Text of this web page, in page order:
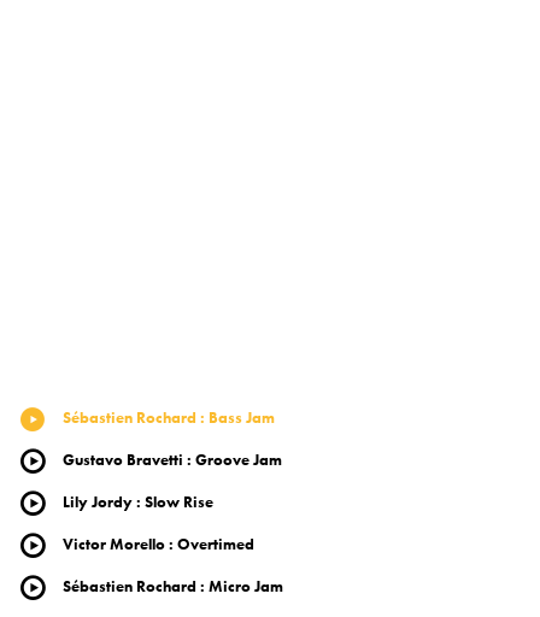
Sébastien Rochard : Bass Jam
Gustavo Bravetti : Groove Jam
Lily Jordy: Slow Rise
Victor Morello: Overtimed
Sébastien Rochard : Micro Jam